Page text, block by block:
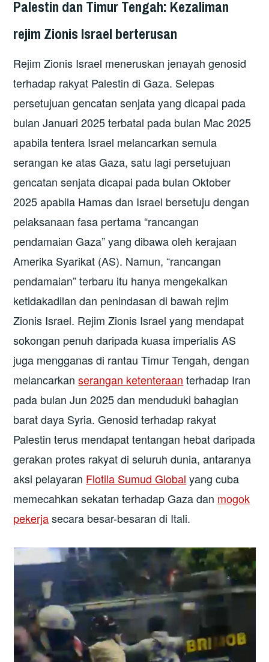
Palestin dan Timur Tengah: Kezaliman
rejim Zionis Israel berterusan
Rejim Zionis Israel meneruskan jenayah genosid
terhadap rakyat Palestin di Gaza. Selepas
persetujuan gencatan senjata yang dicapai pada
bulan Januari 2025 terbatal pada bulan Mac 2025
apabila tentera Israel melancarkan semula
serangan ke atas Gaza, satu lagi persetujuan
gencatan senjata dicapai pada bulan Oktober
2025 apabila Hamas dan Israel bersetuju dengan
pelaksanaan fasa pertama “rancangan
pendamaian Gaza” yang dibawa oleh kerajaan
Amerika Syarikat (AS). Namun, “rancangan
pendamaian” terbaru itu hanya mengekalkan
ketidakadilan dan penindasan di bawah rejim
Zionis Israel. Rejim Zionis Israel yang mendapat
sokongan penuh daripada kuasa imperialis AS
juga mengganas di rantau Timur Tengah, dengan
melancarkanserangan ketenteraan terhadap Iran
pada bulan Jun 2025 dan menduduki bahagian
barat daya Syria. Genosid terhadap rakyat
Palestin terus mendapat tentangan hebat daripada
gerakan protes rakyat di seluruh dunia, antaranya
aksi pelayaran Flotila Sumud Global yang cuba
memecahkan sekatan terhadap Gaza dan mogok
pekerjasecara besar-besaran di Itali.